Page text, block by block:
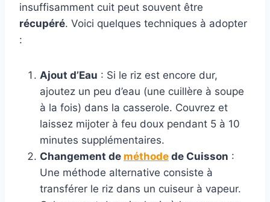
insuffisamment cuit peut souvent être
récupéré. Voici quelques techniques à adopter
:
Ajout d’Eau : Si le riz est encore dur,
ajoutez un peu d’eau (une cuillère à soupe
à la fois) dans la casserole. Couvrez et
laissez mijoter à feu doux pendant 5 à 10
minutes supplémentaires.
Changement de méthode de Cuisson :
Une méthode alternative consiste à
transférer le riz dans un cuiseur à vapeur.